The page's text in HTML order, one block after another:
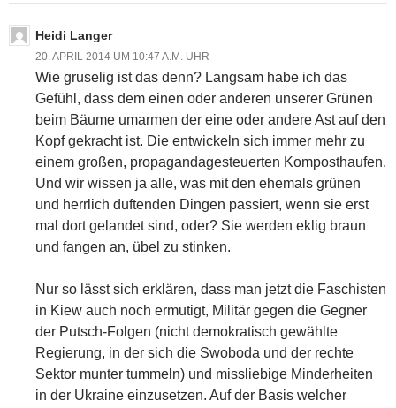
Heidi Langer
20. APRIL 2014 UM 10:47 A.M. UHR
Wie gruselig ist das denn? Langsam habe ich das
Gefühl, dass dem einen oder anderen unserer Grünen
beim Bäume umarmen der eine oder andere Ast auf den
Kopf gekracht ist. Die entwickeln sich immer mehr zu
einem großen, propagandagesteuerten Komposthaufen.
Und wir wissen ja alle, was mit den ehemals grünen
und herrlich duftenden Dingen passiert, wenn sie erst
mal dort gelandet sind, oder? Sie werden eklig braun
und fangen an, übel zu stinken.
Nur so lässt sich erklären, dass man jetzt die Faschisten
in Kiew auch noch ermutigt, Militär gegen die Gegner
der Putsch-Folgen (nicht demokratisch gewählte
Regierung, in der sich die Swoboda und der rechte
Sektor munter tummeln) und missliebige Minderheiten
in der Ukraine einzusetzen. Auf der Basis welcher